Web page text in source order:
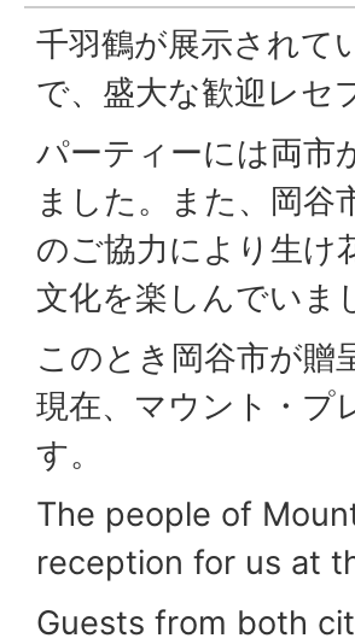
千羽鶴が展示されて
で、盛大な歓迎レセ
パーティーには両市
ました。また、岡谷
のご協力により生け
文化を楽しんでいま
このとき岡谷市が贈
現在、マウント・プ
す。
The people of
reception for us at
Guests from both